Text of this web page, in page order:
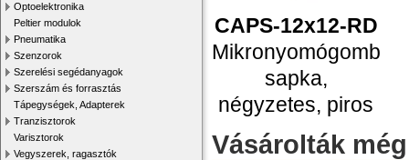
Optoelektronika
Peltier modulok
Pneumatika
Szenzorok
Szerelési segédanyagok
Szerszám és forrasztás
Tápegységek, Adapterek
Tranzisztorok
Varisztorok
Vegyszerek, ragasztók
CAPS-12x12-RD
Mikronyomógomb
sapka,
négyzetes, piros
Vásárolták még